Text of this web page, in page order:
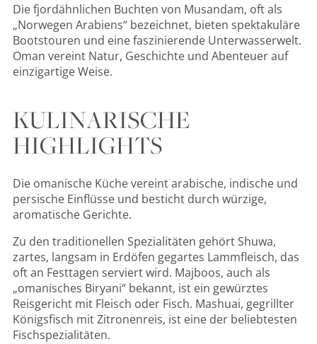
Die fjordähnlichen Buchten von Musandam, oft als
„Norwegen Arabiens“ bezeichnet, bieten spektakuläre
Bootstouren und eine faszinierende Unterwasserwelt.
Oman vereint Natur, Geschichte und Abenteuer auf
einzigartige Weise.
KULINARISCHE
HIGHLIGHTS
Die omanische Küche vereint arabische, indische und
persische Einflüsse und besticht durch würzige,
aromatische Gerichte.
Zu den traditionellen Spezialitäten gehört Shuwa,
zartes, langsam in Erdöfen gegartes Lammfleisch, das
oft an Festtagen serviert wird. Majboos, auch als
„omanisches Biryani“ bekannt, ist ein gewürztes
Reisgericht mit Fleisch oder Fisch. Mashuai, gegrillter
Königsfisch mit Zitronenreis, ist eine der beliebtesten
Fischspezialitäten.